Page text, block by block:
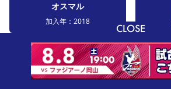
CLOSE
オスマル
加入年： 2018